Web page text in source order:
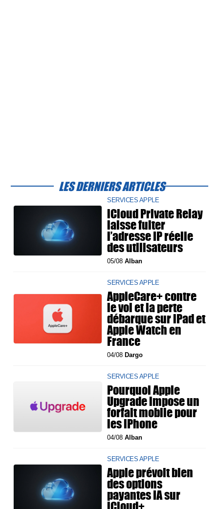
LES DERNIERS ARTICLES
SERVICES APPLE
iCloud Private Relay
laisse fuiter
l’adresse IP réelle
des utilisateurs
05/08Alban
SERVICES APPLE
AppleCare+ contre
le vol et la perte
débarque sur iPad et
Apple Watch en
France
04/08 Dargo
SERVICES APPLE
Pourquoi Apple
Upgrade impose un
forfait mobile pour
les iPhone
04/08Alban
SERVICES APPLE
Apple prévoit bien
des options
payantes IA sur